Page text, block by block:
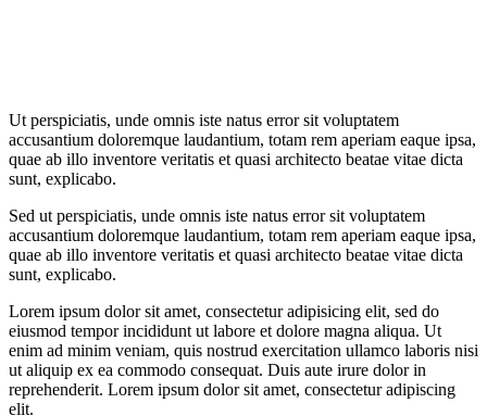
Ut perspiciatis, unde omnis iste natus error sit voluptatem
accusantium doloremque laudantium, totam rem aperiam eaque ipsa,
quae ab illo inventore veritatis et quasi architecto beatae vitae dicta
sunt, explicabo.
Sed ut perspiciatis, unde omnis iste natus error sit voluptatem
accusantium doloremque laudantium, totam rem aperiam eaque ipsa,
quae ab illo inventore veritatis et quasi architecto beatae vitae dicta
sunt, explicabo.
Lorem ipsum dolor sit amet, consectetur adipisicing elit, sed do
eiusmod tempor incididunt ut labore et dolore magna aliqua. Ut
enim ad minim veniam, quis nostrud exercitation ullamco laboris nisi
ut aliquip ex ea commodo consequat. Duis aute irure dolor in
reprehenderit. Lorem ipsum dolor sit amet, consectetur adipiscing
elit.